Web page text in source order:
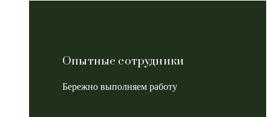
Опытные сотрудники
Бережно выполняем работу